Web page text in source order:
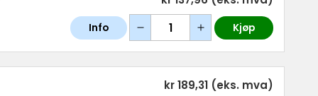
Info Kjøp
kr 189,31 (eks. mva)